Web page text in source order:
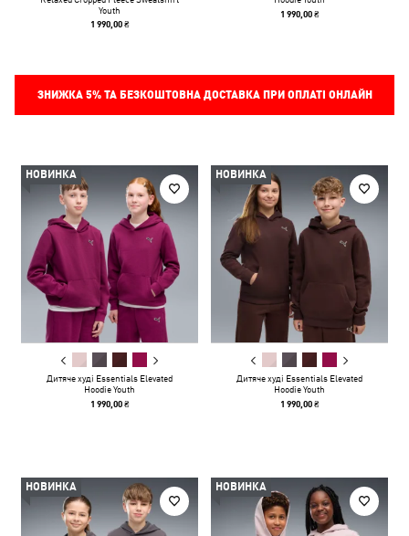
Youth
1 990,00 ₴
1 990,00 ₴
ЗНИЖКА 5%ТА БЕЗКОШТОВНА ДОСТАВКА ПРИ ОПЛАТІ ОНЛАЙН
НОВИНКА
Дитяче худі Essentials Elevated
Hoodie Youth
1 990,00 ₴
НОВИНКА
Дитяче худі Essentials Elevated
Hoodie Youth
1 990,00 ₴
НОВИНКА НОВИНКА